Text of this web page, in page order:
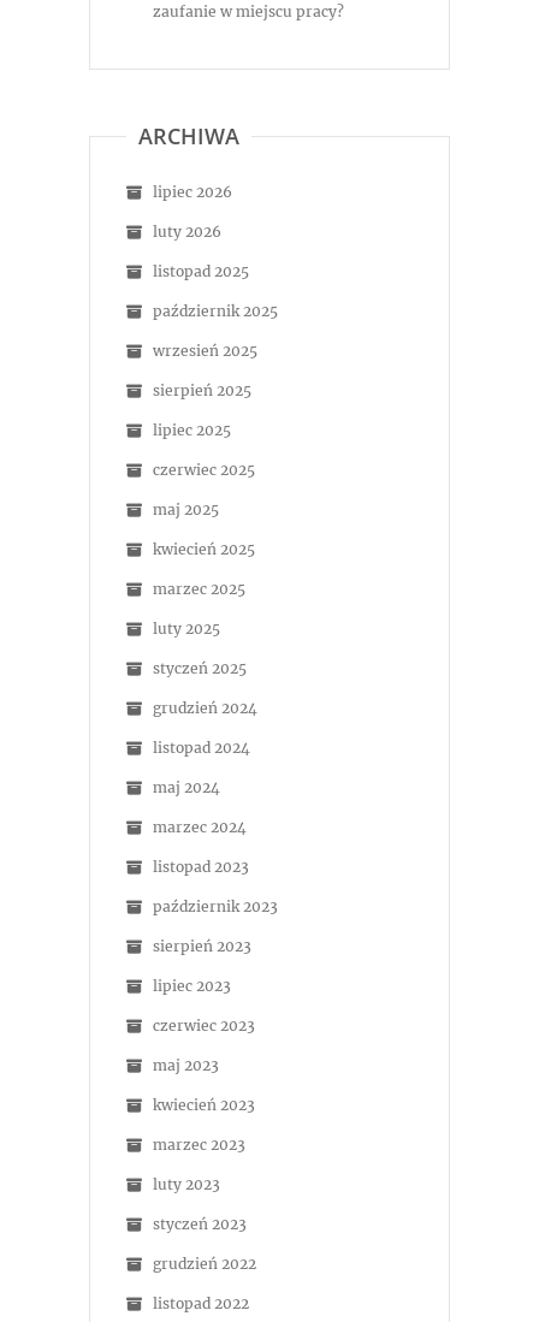
zaufanie w miejscu pracy?
ARCHIWA
lipiec 2026
luty 2026
listopad 2025
październik 2025
wrzesień 2025
sierpień 2025
lipiec 2025
czerwiec 2025
maj 2025
kwiecień 2025
marzec 2025
luty 2025
styczeń 2025
grudzień 2024
listopad 2024
maj 2024
marzec 2024
listopad 2023
październik 2023
sierpień 2023
lipiec 2023
czerwiec 2023
maj 2023
kwiecień 2023
marzec 2023
luty 2023
styczeń 2023
grudzień 2022
listopad 2022